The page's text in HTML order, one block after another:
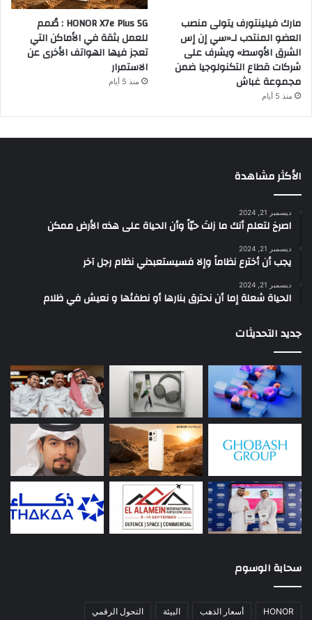
مارك فيلينتورف يتولى منصب
العضو المنتدب لـ«سي إن إس
الشرق الأوسط» ويشرف على
شركات قطاع التكنولوجيا ضمن
مجموعة غباش
منذ 5 أيام
HONOR X7e Plus 5G : صُمم
للعمل بثقة في الأماكن التي
تعجز فيها الهواتف الأخرى عن
الاستمرار
منذ 5 أيام
الأكثر مشاهدة
ديسمبر 21, 2024
‫اصرخ لتعلم أنك ما زلتَ حيّاً وأن الحياة على هذه الأرض ممكن
ديسمبر 21, 2024
يجب أن أخترع نظاماً وإلا فسيستعبدني نظام رجل آخر
ديسمبر 21, 2024
الحياة شعلة إما أن نحترق بنارها أو نطفئها و نعيش في ظلام
جديد التحديثات
سحابة الوسوم
HONOR أسعار الذهب البيئة التحول الرقمي